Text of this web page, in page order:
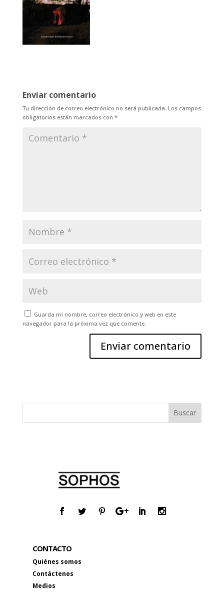
Enviar comentario
Tu dirección de correo electrónico no será publicada. Los campos
obligatorios están marcados con *
Guarda mi nombre, correo electrónico y web en este
navegador para la próxima vez que comente.
CONTACTO
Quiénes somos
Contáctenos
Medios